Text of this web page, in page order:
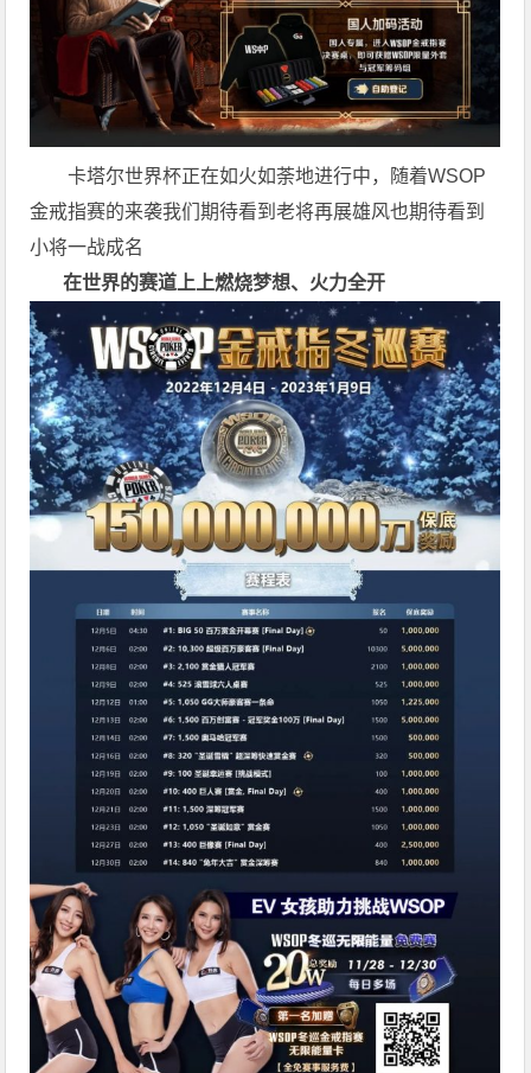
卡塔尔世界杯正在如火如荼地进行中，随着WSOP
金戒指赛的来袭我们期待看到老将再展雄风也期待看到
小将一战成名
在世界的赛道上上燃烧梦想、火力全开